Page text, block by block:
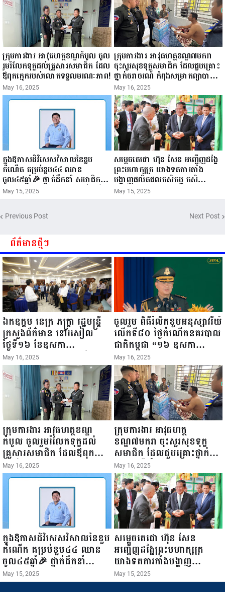
ក្រុមការងារ អាវុធហត្ថខណ្ឌកំបូល ចូល
រួមរំលែកទុក្ខដល់គ្រួសារសមាជិក ដែល
ឪពុកក្មេករបស់លោកទទួលមរណៈភាព!
May 16, 2025
ក្រុមការងារ អាវុធហត្ថខណ្ឌ៧មករា
ចុះសួរសុខទុក្ខសមាជិក ដែលជួបគ្រោះ
ថ្នាក់ចរាចរណ៍ កំពុងសម្រាកព្យាបាល
នៅមន្ទីរពេទ្យ!
May 16, 2025
ក្នុងឱកាសដ៏វិសេសវិសាលនៃខួប
កំណើត គម្រប់ខួប៤៤ ឈាន
ចូល៤៥ឆ្នាំ🎉 ថ្នាក់ដឹកនាំ សមាជិក
សមាជិកា នៃក្រុមគ្រួសារកម្មវិធីអាជីវ
កម្មចល័ត និងកម្មករសំណង់ សូមគោរព
ជូនពរ ជូនចំពោះ ឯកឧត្តម សាយ
សំអាល់ ប្រធានសហភាពសហព័ន្ធ
បាននូវ សុខភាពល្អបរិបូរណ៍
កម្លាំងមាំមួន បញ្ញាញាណវាងវៃ
អាយុយឺនយូរ ...
May 15, 2025
សម្តេចតេជោ ហ៊ុន សែន អញ្ជើញដង្ហែ
ព្រះមហាក្សត្រ យាងទតការតាំង
បង្ហាញផលិតផលកសិកម្ម កសិ
ឧស្សាហកម្ម និងសិប្បកម្ម ក្នុងព្រះរាជ
ពិធីច្រត់ព្រះនង្គ័ល...
May 15, 2025
Previous Post Next Post
ព័ត៌មានថ្មីៗ
ឯកឧត្តម នេត្រ ភក្ត្រា រដ្ឋមន្ត្រី
ក្រសួងព័ត៌មាន នៅរសៀល
ថ្ងៃទី១៦ ខែឧសភា
ឆ្នាំ២០២៥នេះ បានអញ្ជើញចុះ
ធ្វើជំរឿនថ្នាក់ដឹកនាំមន្ត្រីរាជ
ការស៉ីវិល នៃក្រសួងព័ត៌មាន...
May 16, 2025
ចូលរួម ពិធីរំលឹកខួបអនុស្សាវរីយ៍
លើកទី៨០ ថ្ងៃកំណើតនគរបាល
ជាតិកម្ពុជា “១៦ ឧសភា
១៩៤៥ ~ ១៦ ឧសភា
២០២៥”...
May 16, 2025
ក្រុមការងារ អាវុធហត្ថខណ្ឌ
កំបូល ចូលរួមរំលែកទុក្ខដល់
គ្រួសារសមាជិក ដែលឪពុកក្មេក
របស់លោកទទួលមរណៈភាព!
May 16, 2025
ក្រុមការងារ អាវុធហត្ថ
ខណ្ឌ៧មករា ចុះសួរសុខទុក្ខ
សមាជិក ដែលជួបគ្រោះថ្នាក់
ចរាចរណ៍ កំពុងសម្រាកព្យាបាល
នៅមន្ទីរពេទ្យ!
May 16, 2025
ក្នុងឱកាសដ៏វិសេសវិសាលនៃខួប
កំណើត គម្រប់ខួប៤៤ ឈាន
ចូល៤៥ឆ្នាំ🎉 ថ្នាក់ដឹកនាំ
សមាជិក សមាជិកា នៃក្រុម
គ្រួសារកម្មវិធីអាជីវកម្មចល័ត និង
May 15, 2025
សម្តេចតេជោ ហ៊ុន សែន
អញ្ជើញដង្ហែព្រះមហាក្សត្រ
យាងទតការតាំងបង្ហាញ
ផលិតផលកសិកម្ម កសិ
ឧស្សាហកម្ម និងសិប្បកម្ម ក្នុង
May 15, 2025